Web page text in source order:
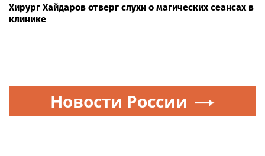
Хирург Хайдаров отверг слухи о магических сеансах в
клинике
Новости России